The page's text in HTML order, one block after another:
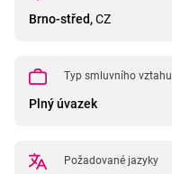
Brno-střed,CZ
Typ smluvního vztahu
Plný úvazek
Požadované jazyky